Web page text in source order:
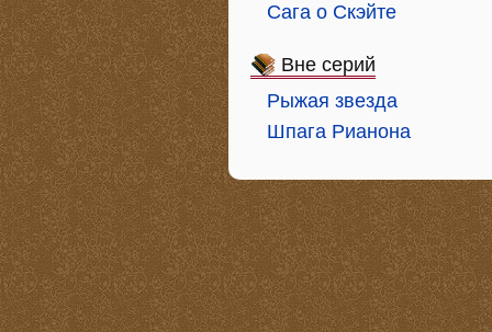
Сага о Скэйте
Вне серий
Рыжая звезда
Шпага Рианона